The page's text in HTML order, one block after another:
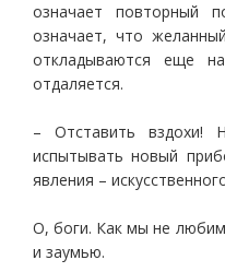
означает повторный
означает, что
откладываются еще
отдаляется.
– Отставить вздохи!
испытывать новый
явления –
О, боги. Как мы не любим
и заумью.